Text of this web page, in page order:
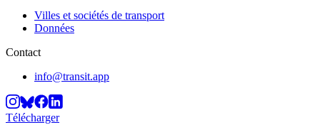
Villes et sociétés de transport
Données
Contact
info@transit.app
Télécharger